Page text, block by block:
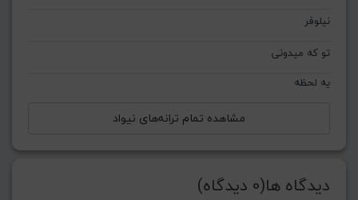
نیلوفر
تو که میدونی
یه لحظه
مشاهده تمام ترانه‌های نیواد
دیدگاه ها(0 دیدگاه)